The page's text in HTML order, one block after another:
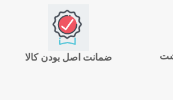
ضمانت اصل بودن کالا